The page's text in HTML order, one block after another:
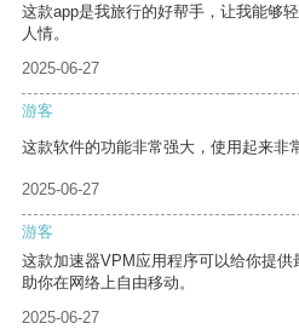
这款app是我旅行的好帮手，让我能够
人情。
2025-06-27
游客
这款软件的功能非常强大，使用起来非
2025-06-27
游客
这款加速器VPM应用程序可以给你提
助你在网络上自由移动。
2025-06-27